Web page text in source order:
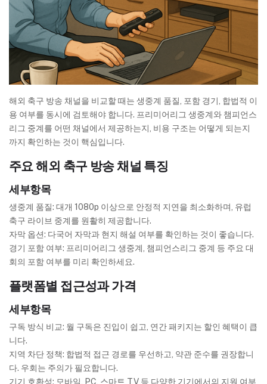
해외 축구 방송 채널을 비교할 때는 생중계 품질, 포함 경기, 합법적 이
용 여부를 동시에 검토해야 합니다. 프리미어리그 생중계와 챔피언스
리그 중계를 어떤 채널에서 제공하는지, 비용 구조는 어떻게 되는지
까지 확인하는 것이 핵심입니다.
주요 해외 축구 방송 채널 특징
세부항목
생중계 품질: 대개 1080p 이상으로 안정적 지연을 최소화하며, 유럽
축구 라이브 중계를 원활히 제공합니다.
자막 옵션: 다국어 자막과 현지 해설 여부를 확인하는 것이 좋습니다.
경기 포함 여부: 프리미어리그 생중계, 챔피언스리그 중계 등 주요 대
회의 포함 여부를 미리 확인하세요.
플랫폼별 접근성과 가격
세부항목
구독 방식 비교: 월 구독은 진입이 쉽고, 연간 패키지는 할인 혜택이 큽
니다.
지역 차단 정책: 합법적 접근 경로를 우선하고, 약관 준수를 권장합니
다. 우회는 주의가 필요합니다.
기기 호환성: 모바일, PC, 스마트 TV 등 다양한 기기에서의 지원 여부